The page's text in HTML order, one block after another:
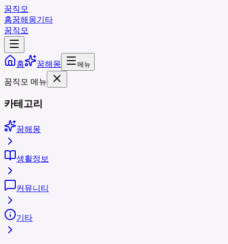
꿈직모
홈꿈해몽기타
꿈직모
홈 꿈해몽 메뉴
꿈직모 메뉴
카테고리
꿈해몽
생활정보
커뮤니티
기타